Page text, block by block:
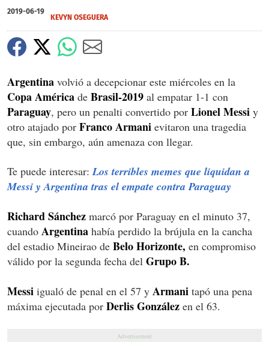
of
20
2019-06-19
KEVYN OSEGUERA
Argentina volvió a decepcionar este miércoles en la
Copa América de Brasil-2019 al empatar 1-1 con
Paraguay, pero un penalti convertido por Lionel Messi y
otro atajado por Franco Armani evitaron una tragedia
que, sin embargo, aún amenaza con llegar.
Te puede interesar: Los terribles memes que liquidan a
Messi y Argentina tras el empate contra Paraguay
Richard Sánchez marcó por Paraguay en el minuto 37,
cuando Argentina había perdido la brújula en la cancha
del estadio Mineirao de Belo Horizonte, en compromiso
válido por la segunda fecha del Grupo B.
Messi igualó de penal en el 57 y Armani tapó una pena
máxima ejecutada por Derlis González en el 63.